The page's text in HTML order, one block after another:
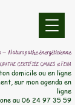
– Naturopathe énergéticienne
CERTIFIÉE OMNES et FENA
domicile ou en ligne
sur mon agenda en
ligne
au 06 24 97 35 59